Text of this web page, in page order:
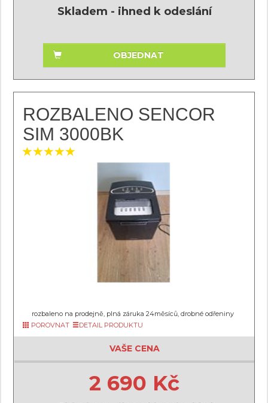
Skladem - ihned k odeslání
OBJEDNAT
ROZBALENO SENCOR
SIM 3000BK
rozbaleno na prodejně, plná záruka 24měsíců, drobné odřeniny
POROVNAT
DETAIL PRODUKTU
VAŠE CENA
2 690 Kč